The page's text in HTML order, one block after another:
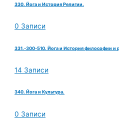
330. Йога и История Религии.
0 Записи
331.-300-510. Йога и История философии и
14 Записи
340. Йога и Культура.
0 Записи